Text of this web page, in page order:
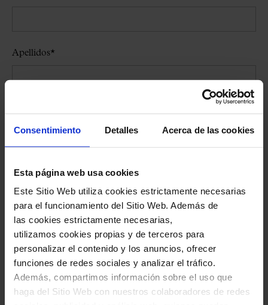
Consentimiento Detalles Acerca de las cookies
Esta página web usa cookies
Este Sitio Web utiliza cookies estrictamente necesarias
para el funcionamiento del Sitio Web. Además de
las cookies estrictamente necesarias,
utilizamos cookies propias y de terceros para
personalizar el contenido y los anuncios, ofrecer
funciones de redes sociales y analizar el tráfico.
Además, compartimos información sobre el uso que
haga del Sitio Web con nuestros colaboradores de redes
Apellidos*
E-mail*
Fechas y horarios preferidos*
Idioma
Número de personas del grupo*